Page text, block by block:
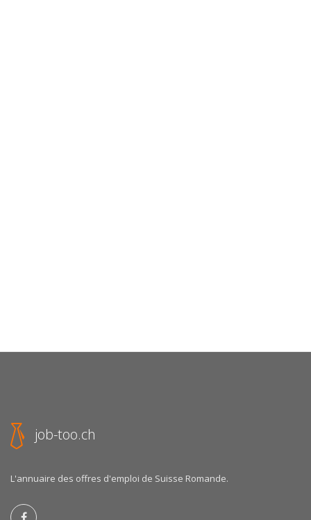
job-too.ch
L'annuaire des offres d'emploi de Suisse Romande.